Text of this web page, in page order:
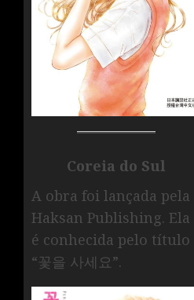
Coreia do Sul
A obra foi lançada pela
Haksan Publishing. Ela
é conhecida pelo título
“꽃을 사세요”.